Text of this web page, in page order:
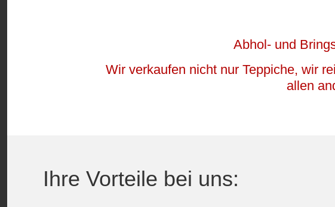
Abhol- und
Wir verkaufen nicht nur Teppiche, wir
allen
Ihre Vorteile bei uns: